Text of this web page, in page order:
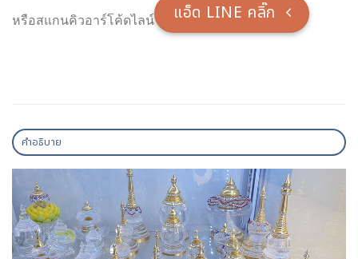
หรือสแกนคิวอาร์โค้ดไลน์ แอ็ด LINE คลิ๊ก
คำอธิบาย